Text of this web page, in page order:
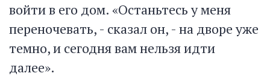
войти в его дом. «Останьтесь у меня
переночевать, - сказал он, - на дворе уже
темно, и сегодня вам нельзя идти
далее».